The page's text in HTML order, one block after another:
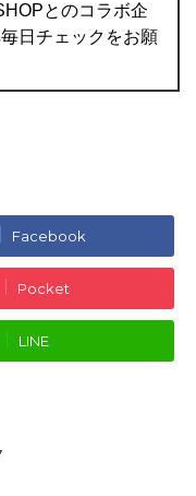
とのコラボ企
日チェックをお願
Facebook
Pocket
LINE